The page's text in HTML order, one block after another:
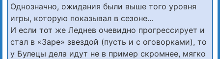
Однозначно, ожидания были выше того уровня
игры, которую показывал в сезоне…
И если тот же Леднев очевидно прогрессирует и
стал в «Заре» звездой (пусть и с оговорками), то
у Булецы дела идут не в пример скромнее, мягко